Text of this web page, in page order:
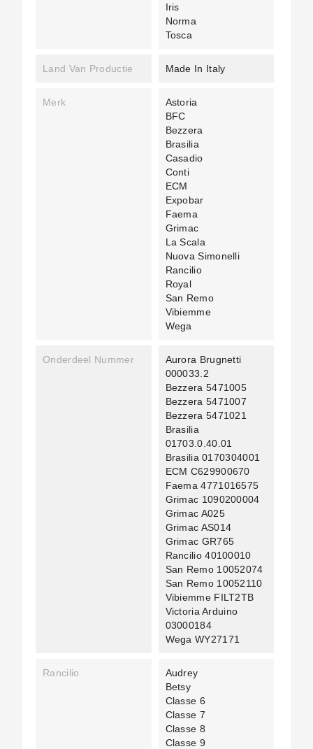
Iris
Norma
Tosca
Land Van Productie Made In Italy
Merk
Astoria
BFC
Bezzera
Brasilia
Casadio
Conti
ECM
Expobar
Faema
Grimac
La Scala
Nuova Simonelli
Rancilio
Royal
San Remo
Vibiemme
Wega
Onderdeel Nummer
Aurora Brugnetti
000033.2
Bezzera 5471005
Bezzera 5471007
Bezzera 5471021
Brasilia
01703.0.40.01
Brasilia 0170304001
ECM C629900670
Faema 4771016575
Grimac 1090200004
Grimac A025
Grimac AS014
Grimac GR765
Rancilio 40100010
San Remo 10052074
San Remo 10052110
Vibiemme FILT2TB
Victoria Arduino
03000184
Wega WY27171
Rancilio
Audrey
Betsy
Classe 6
Classe 7
Classe 8
Classe 9